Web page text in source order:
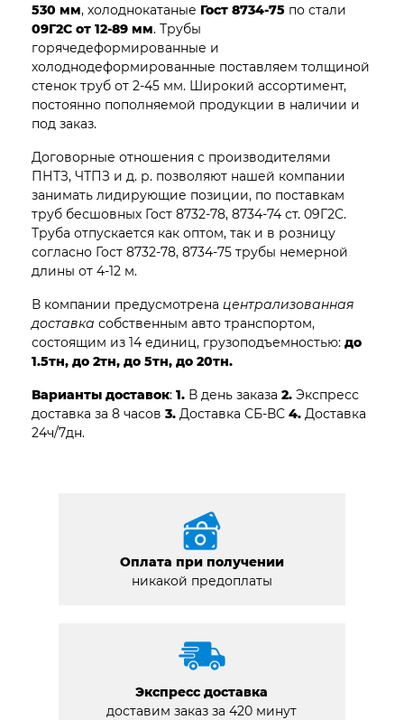
530 мм, холоднокатаные Гост 8734-75 по стали
09Г2С от 12-89 мм. Трубы
горячедеформированные и
холоднодеформированные поставляем толщиной
стенок труб от 2-45 мм. Широкий ассортимент,
постоянно пополняемой продукции в наличии и
под заказ.
Договорные отношения с производителями
ПНТЗ, ЧТПЗ и д. р. позволяют нашей компании
занимать лидирующие позиции, по поставкам
труб бесшовных Гост 8732-78, 8734-74 ст. 09Г2С.
Труба отпускается как оптом, так и в розницу
согласно Гост 8732-78, 8734-75 трубы немерной
длины от 4-12 м.
В компании предусмотрена централизованная
доставка собственным авто транспортом,
состоящим из 14 единиц, грузоподъемностью: до
1.5тн, до 2тн, до 5тн, до 20тн.
Варианты доставок: 1. В день заказа 2. Экспресс
доставка за 8 часов 3. Доставка СБ-ВС 4. Доставка
24ч/7дн.
Оплата при получении
никакой предоплаты
Экспресс доставка
доставим заказ за 420 минут